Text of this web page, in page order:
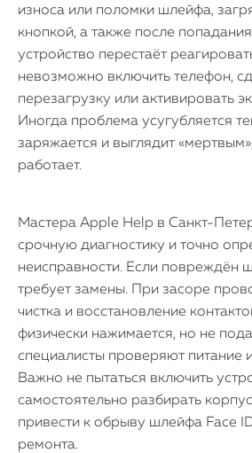
износа или поломки шлейфа,
кнопкой, а также после
устройство перестаёт
невозможно включить телефон,
перезагрузку или активировать
Иногда проблема усугубляется
заряжается и выглядит
работает.
Мастера Apple Help в Санкт-
срочную диагностику и точно
неисправности. Если повреждён
требует замены. При засоре
чистка и восстановление
физически нажимается, но не
специалисты проверяют питание
Важно не пытаться включить
самостоятельно разбирать
привести к обрыву шлейфа Face
ремонта.